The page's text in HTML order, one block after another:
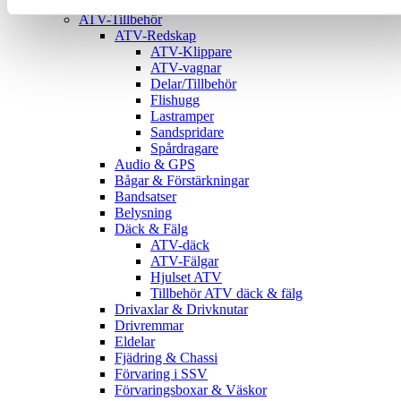
ATV-Tillbehör
ATV-Redskap
ATV-Klippare
ATV-vagnar
Delar/Tillbehör
Flishugg
Lastramper
Sandspridare
Spårdragare
Audio & GPS
Bågar & Förstärkningar
Bandsatser
Belysning
Däck & Fälg
ATV-däck
ATV-Fälgar
Hjulset ATV
Tillbehör ATV däck & fälg
Drivaxlar & Drivknutar
Drivremmar
Eldelar
Fjädring & Chassi
Förvaring i SSV
Förvaringsboxar & Väskor